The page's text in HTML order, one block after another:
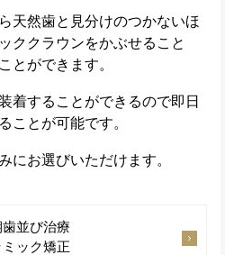
天然歯と見分けのつかないほ
ククラウンをかぶせること
とができます。
着することができるので即日
ことが可能です。
にお選びいただけます。
並び治療
ミック矯正